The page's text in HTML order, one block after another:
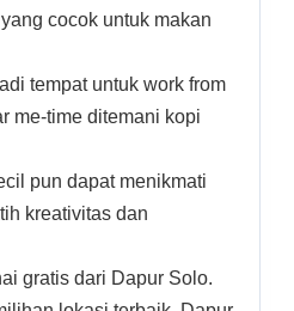
cocok untuk makan
tempat untuk work from
me-time ditemani kopi
pun dapat menikmati
kreativitas dan
gratis dari Dapur Solo.